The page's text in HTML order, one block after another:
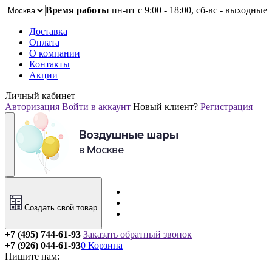
Время работы пн-пт с 9:00 - 18:00, сб-вс - выходные
Доставка
Оплата
О компании
Контакты
Акции
Личный кабинет
Авторизация Войти в аккаунт Новый клиент? Регистрация
Создать свой товар
+7 (495) 744-61-93 Заказать обратный звонок
+7 (926) 044-61-93
Пишите нам:
0 Корзина